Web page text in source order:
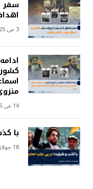
سفر
3 می 2025
14 می 2025
با
18 جولای 2024